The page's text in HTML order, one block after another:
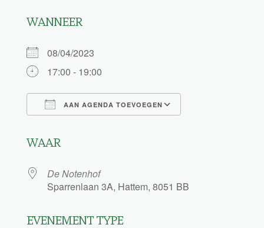
WANNEER
08/04/2023
17:00 - 19:00
AAN AGENDA TOEVOEGEN
WAAR
De Notenhof
Sparrenlaan 3A, Hattem, 8051 BB
EVENEMENT TYPE